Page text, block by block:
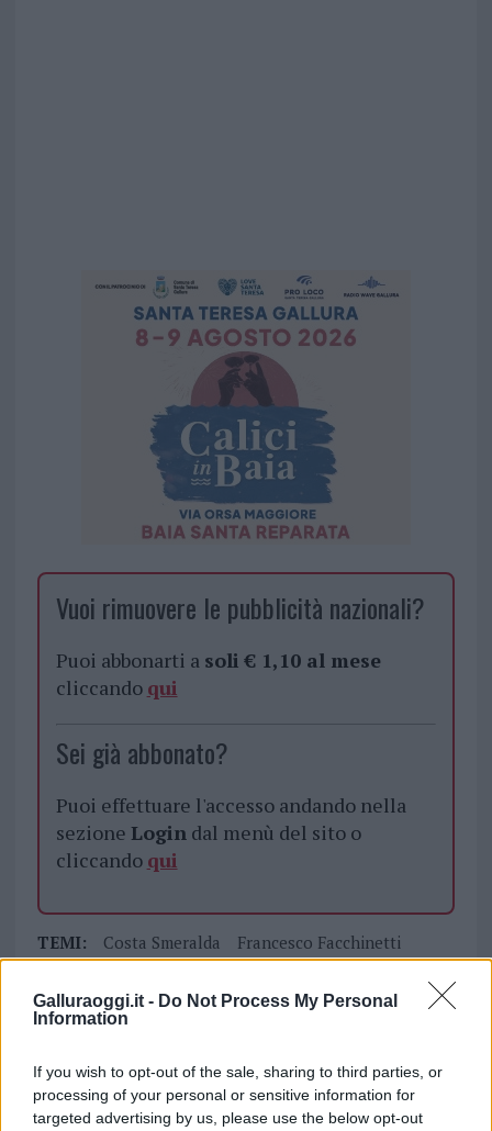
Galluraoggi.it - Do Not Process My Personal
Information
If you wish to opt-out of the sale, sharing to third parties, or
processing of your personal or sensitive information for
targeted advertising by us, please use the below opt-out
Vuoi rimuovere le pubblicità nazionali?
Puoi abbonarti a soli € 1,10 al mese
cliccando qui
Sei già abbonato?
Puoi effettuare l'accesso andando nella
sezione Logindal menù del sito o
cliccando qui
TEMI: Costa Smeralda Francesco Facchinetti
Notizie in tempo reale?